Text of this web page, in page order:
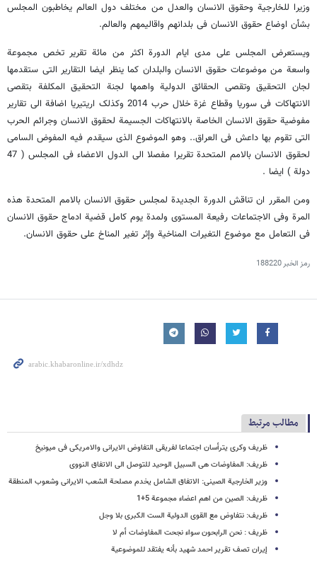
وزیرا للخارجیة وحقوق الانسان والعدل من مختلف دول العالم یخاطبون المجلس
بشأن اوضاع حقوق الانسان فى بلدانهم واقالیمهم والعالم.
ویستعرض المجلس على مدى ایام الدورة اکثر من مائة تقریر تخص مجموعة
واسعة من موضوعات حقوق الانسان والبلدان کما ینظر ایضا التقاریر التى ستقدمها
لجان التحقیق وتقصى الحقائق الدولیة واهمها لجنة التحقیق المکلفة بتقصى
الانتهاکات فى سوریا وقطاع غزة خلال حرب 2014 وکذلک اریتیریا اضافة الى تقاریر
مفوضیة حقوق الانسان الخاصة بالانتهاکات الجسیمة لحقوق الانسان وجرائم الحرب
التى تقوم بها داعش فى العراق.. وهو الموضوع الذى سیقدم فیه المفوض السامى
لحقوق الانسان بالامم المتحدة تقریرا مفصلا الى الدول الاعضاء فى المجلس ( 47
دولة ) ایضا .
ومن المقرر ان تناقش الدورة الجدیدة لمجلس حقوق الانسان بالامم المتحدة هذه
المرة وفى الاجتماعات رفیعة المستوى ولمدة یوم کامل قضیة ادماج حقوق الانسان
فى التعامل مع موضوع التغیرات المناخیة وإثر تغیر المناخ على حقوق الانسان.
رمز الخبر188220
مطالب مرتبط
ظریف وکری یترأسان اجتماعا لفریقی التفاوض الایرانی والامریکی فی میونیخ
ظریف: المفاوضات هی السبیل الوحید للتوصل الی الاتفاق النووی
وزیر الخارجیة الصینی: الاتفاق الشامل یخدم مصلحة الشعب الایرانی وشعوب المنطقة
ظریف: الصین من اهم اعضاء مجموعة 5+1
ظریف: نتفاوض مع القوی الدولیة الست الکبری بلا وجل
ظریف : نحن الرابحون سواء نجحت المفاوضات أم لا
إیران تصف تقریر احمد شهید بأنه یفتقد للموضوعیة